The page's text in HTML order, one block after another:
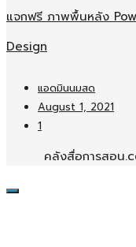
แจกฟรี ภาพพื้นหลัง
Design
แอดมินนมสด
August 1, 2021
1
คลังสื่อการสอน